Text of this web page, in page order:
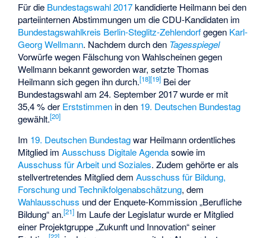
Für die Bundestagswahl 2017kandidierte Heilmann bei den
parteiinternen Abstimmungen um die CDU-Kandidaten im
Bundestagswahlkreis Berlin-Steglitz-Zehlendorfgegen Karl-
Georg Wellmann. Nachdem durch den Tagesspiegel
Vorwürfe wegen Fälschung von Wahlscheinen gegen
Wellmann bekannt geworden war, setzte Thomas
Heilmann sich gegen ihn durch.[18][19] Bei der
Bundestagswahl am 24. September 2017 wurde er mit
35,4 % der Erststimmen in den 19. Deutschen Bundestag
gewählt.[20]
Im 19. Deutschen Bundestagwar Heilmann ordentliches
Mitglied imAusschuss Digitale Agendasowie im
Ausschuss für Arbeit und Soziales. Zudem gehörte er als
stellvertretendes Mitglied demAusschuss für Bildung,
Forschung und Technikfolgenabschätzung, dem
Wahlausschuss und der Enquete-Kommission „Berufliche
Bildung“ an.[21] Im Laufe der Legislatur wurde er Mitglied
einer Projektgruppe „Zukunft und Innovation“ seiner